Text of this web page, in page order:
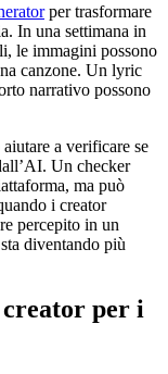
per trasformare
In una settimana in
le immagini possono
canzone. Un lyric
narrativo possono
a verificare se
Un checker
ma può
i creator
percepito in un
diventando più
per i